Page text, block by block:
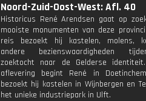
Noord-Zuid-Oost-West: Afl. 40
Historicus René Arendsen gaat op
mooiste monumenten van deze
reis bezoekt hij kastelen, molens,
andere bezienswaardigheden
zoektocht naar de Gelderse
aflevering begint René in
bezoekt hij kastelen in Wijnbergen en
het unieke industriepark in Ulft.